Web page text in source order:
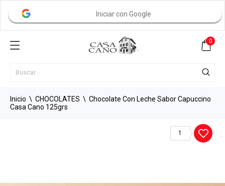
Iniciar con Google
0
Inicio CHOCOLATES
Chocolate Con Leche Sabor Capuccino
Casa Cano 125grs
1